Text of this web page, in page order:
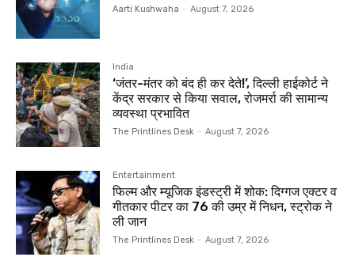
Aarti Kushwaha - August 7, 2026
India
‘जंतर-मंतर को बंद ही कर देते!’, दिल्‍ली हाईकोर्ट ने
केंद्र सरकार से किया सवाल, रोजमर्रा की सामान्य
व्यवस्था प्रभावित
The Printlines Desk - August 7, 2026
Entertainment
फिल्म और म्यूजिक इंडस्ट्री में शोक: दिग्गज एक्टर व
गीतकार पीटर का 76 की उम्र में निधन, स्ट्रोक ने
ली जान
The Printlines Desk - August 7, 2026